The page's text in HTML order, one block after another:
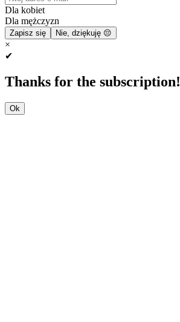
Dla kobiet
Dla mężczyzn
Zapisz się Nie, dziękuję 😔
×
✔
Thanks for the subscription!
Ok